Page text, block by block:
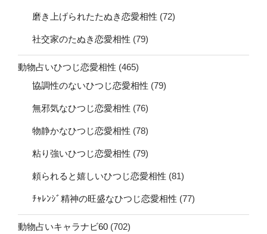
磨き上げられたたぬき恋愛相性 (72)
社交家のたぬき恋愛相性 (79)
動物占いひつじ恋愛相性 (465)
協調性のないひつじ恋愛相性 (79)
無邪気なひつじ恋愛相性 (76)
物静かなひつじ恋愛相性 (78)
粘り強いひつじ恋愛相性 (79)
頼られると嬉しいひつじ恋愛相性 (81)
ﾁｬﾚﾝｼﾞ精神の旺盛なひつじ恋愛相性 (77)
動物占いキャラナビ60 (702)